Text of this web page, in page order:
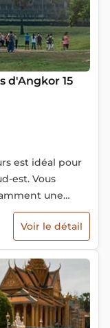
d'Angkor 15
est idéal pour
est. Vous
une
- avant de
fluviale pour
Voir le détail